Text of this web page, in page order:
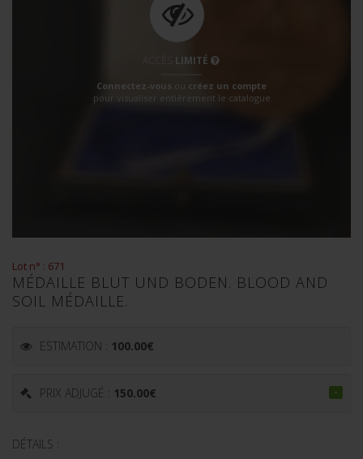
LIMITÉ
Connectez-vous ou créez un compte
pour visualiser entièrement le catalogue
Lot n° : 671
MÉDAILLE BLUT UND BODEN. BLOOD AND
SOIL MÉDAILLE.
ESTIMATION : 100.00€
PRIX ADJUGÉ : 150.00€
DÉTAILS :